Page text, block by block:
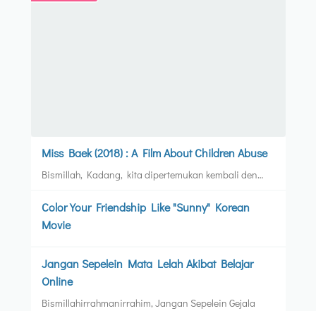
Miss Baek (2018) : A Film About Children Abuse
Bismillah, Kadang, kita dipertemukan kembali den…
Color Your Friendship Like "Sunny" Korean
Movie
Jangan Sepelein Mata Lelah Akibat Belajar
Online
Bismillahirrahmanirrahim, Jangan Sepelein Gejala